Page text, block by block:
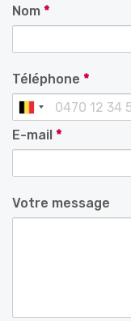
Nom *
Téléphone *
E-mail *
Votre message